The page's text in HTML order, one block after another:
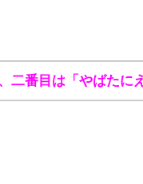
二番目は「やばたに